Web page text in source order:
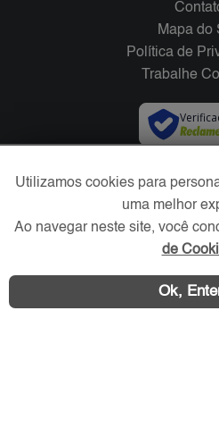
Mapa do
Política de
Trabalhe
Redes
Utilizamos cookies para
uma melhor
Ao navegar neste site, você
de
Ok,